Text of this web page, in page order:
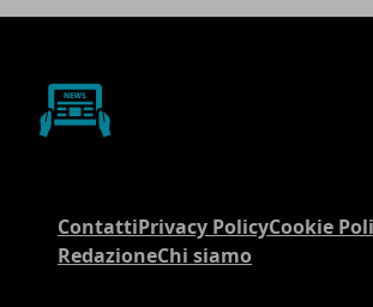
ContattiPrivacy PolicyCookie
RedazioneChi siamo